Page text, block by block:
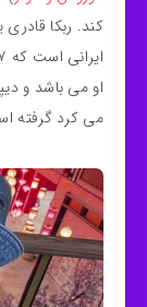
کند. ربکا قادری
او می باشد و
می‌ کرد گرفته